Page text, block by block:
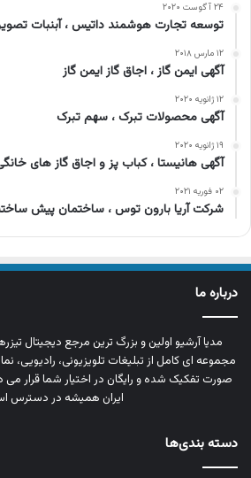
۲۴ آگوست ۲۰۲۰
توسعه تجارت هوشمند داتیس ، آبنبات
۱۲ مارس ۲۰۱۸
آگهی ایمن گاز ، اجاق گاز ایمن گاز
۱۲ ژانویه ۲۰۲۰
آگهی محصولات تبرک ، سهم تبرک
۱۹ ژانویه ۲۰۲۰
آگهی هانیستا ، کباب پز و اجاق گاز های
۰۲ فوریه ۲۰۲۱
شرکت آریا بارون توس ، ساختمان پیش
درباره ما
مدیا آرشیو اولین و بزرگ‌ ترین مرجع دیجیتال
مجموعه‌ ای کامل از تبلیغات تلویزیونی، رادیویی،
صورت تفکیک‌ شده و رایگان در اختیار شما قرار می‌
ایران همیشه در دسترس
دسته بندی‌ها